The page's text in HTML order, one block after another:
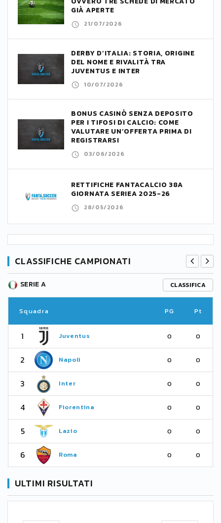
GIÀ APERTE
21/07/2026
DERBY D’ITALIA: STORIA, ORIGINE
DEL NOME E RIVALITÀ TRA
JUVENTUS E INTER
10/07/2026
BONUS CASINÒ SENZA DEPOSITO
PER I TIFOSI DI CALCIO: COME
VALUTARE UN’OFFERTA PRIMA DI
REGISTRARSI
03/06/2026
RETTIFICHE FANTACALCIO 38A
GIORNATA SERIEA 2025-26
28/05/2026
CLASSIFICHE CAMPIONATI
SERIE A CLASSIFICA
Squadra PG Pt
1 Juventus 0 0
2 Napoli 0 0
3 Inter 0 0
4 Fiorentina 0 0
5 Lazio 0 0
6 Roma 0 0
ULTIMI RISULTATI